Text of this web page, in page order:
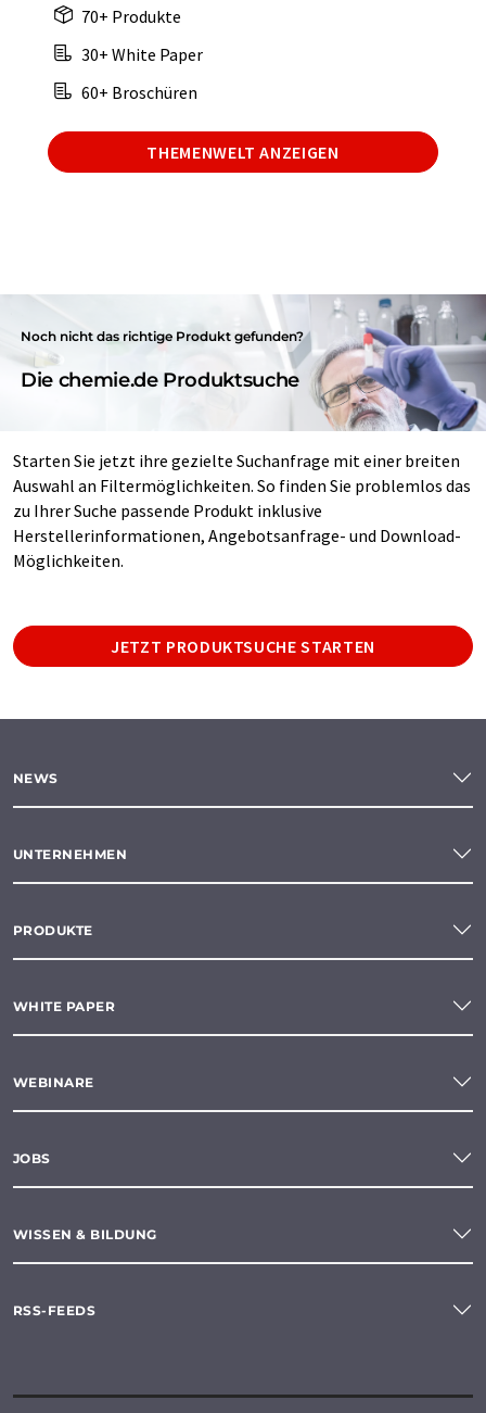
70+ Produkte
30+ White Paper
60+ Broschüren
THEMENWELT ANZEIGEN
Noch nicht das richtige Produkt gefunden?
Die chemie.de Produktsuche
Starten Sie jetzt ihre gezielte Suchanfrage mit einer breiten
Auswahl an Filtermöglichkeiten. So finden Sie problemlos das
zu Ihrer Suche passende Produkt inklusive
Herstellerinformationen, Angebotsanfrage- und Download-
Möglichkeiten.
JETZT PRODUKTSUCHE STARTEN
NEWS
UNTERNEHMEN
PRODUKTE
WHITE PAPER
WEBINARE
JOBS
WISSEN & BILDUNG
RSS-FEEDS